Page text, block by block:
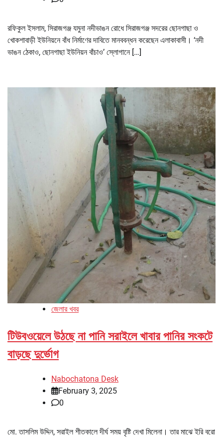
রফিকুল ইসলাম, সিরাজগঞ্জ যমুনা নদীভাঙন রোধে সিরাজগঞ্জ সদরের ছোনগাছা ও
খোকশাবাড়ী ইউনিয়নে বাঁধ নির্মাণের দাবিতে মানববন্ধন করেছেন এলাকাবাসী। ‘নদী
ভাঙন ঠেকাও, ছোনগাছা ইউনিয়ন বাঁচাও’ স্লোগানে […]
জেলার খবর
টিউবওয়েলে উঠছে না পানি সরাইলে খাবার পানির সংকটে
বাড়ছে দুর্ভোগ
Nabochatona Desk
February 3, 2025
0
মো. তাসলিম উদ্দিন, সরাইল শীতকালে দীর্ঘ সময় বৃষ্টি দেখা মিলেনা। তার মাঝে ইরি বরো